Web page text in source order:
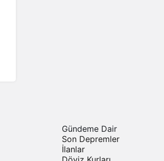
Gündeme Dair
Son Depremler
İlanlar